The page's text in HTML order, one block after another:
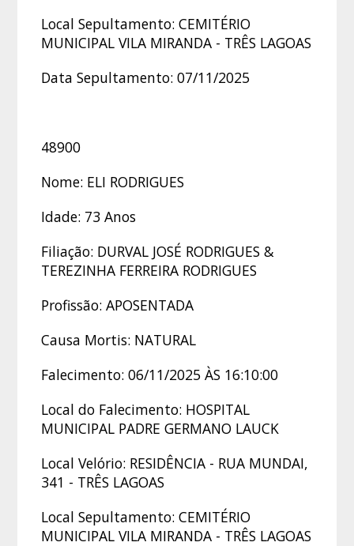
Local Sepultamento: CEMITÉRIO
MUNICIPAL VILA MIRANDA - TRÊS LAGOAS
Data Sepultamento: 07/11/2025
48900
Nome: ELI RODRIGUES
Idade: 73 Anos
Filiação: DURVAL JOSÉ RODRIGUES &
TEREZINHA FERREIRA RODRIGUES
Profissão: APOSENTADA
Causa Mortis: NATURAL
Falecimento: 06/11/2025 ÀS 16:10:00
Local do Falecimento: HOSPITAL
MUNICIPAL PADRE GERMANO LAUCK
Local Velório: RESIDÊNCIA - RUA MUNDAI,
341 - TRÊS LAGOAS
Local Sepultamento: CEMITÉRIO
MUNICIPAL VILA MIRANDA - TRÊS LAGOAS